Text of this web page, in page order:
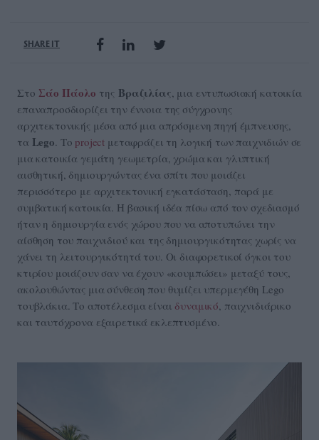
SHARE IT
Στο Σάο Πάολο της Βραζιλίας, μια εντυπωσιακή κατοικία
επαναπροσδιορίζει την έννοια της σύγχρονης
αρχιτεκτονικής μέσα από μια απρόσμενη πηγή έμπνευσης,
τα Lego. Το project μεταφράζει τη λογική των παιχνιδιών σε
μια κατοικία γεμάτη γεωμετρία, χρώμα και γλυπτική
αισθητική, δημιουργώντας ένα σπίτι που μοιάζει
περισσότερο με αρχιτεκτονική εγκατάσταση, παρά με
συμβατική κατοικία. Η βασική ιδέα πίσω από τον σχεδιασμό
ήταν η δημιουργία ενός χώρου που να αποτυπώνει την
αίσθηση του παιχνιδιού και της δημιουργικότητας χωρίς να
χάνει τη λειτουργικότητά του. Οι διαφορετικοί όγκοι του
κτιρίου μοιάζουν σαν να έχουν «κουμπώσει» μεταξύ τους,
ακολουθώντας μια σύνθεση που θυμίζει υπερμεγέθη Lego
τουβλάκια. Το αποτέλεσμα είναι δυναμικό, παιχνιδιάρικο
και ταυτόχρονα εξαιρετικά εκλεπτυσμένο.